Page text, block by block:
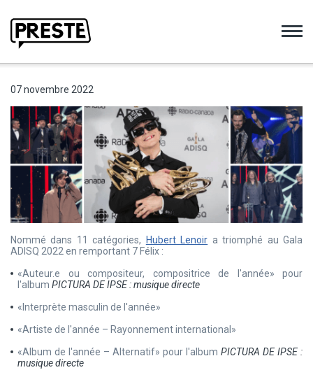
07 novembre 2022
Nommé dans 11 catégories, Hubert Lenoir a triomphé au Gala
ADISQ 2022 en remportant 7 Félix :
«Auteur.e ou compositeur, compositrice de l'année» pour
l'album PICTURA DE IPSE : musiquedirecte
«Interprète masculin de l'année»
«Artiste de l'année – Rayonnement international»
«Album de l'année – Alternatif» pour l'album PICTURA DE IPSE :
musiquedirecte